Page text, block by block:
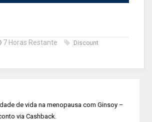
7 Horas Restante Discount
de vida na menopausa com Ginsoy –
via Cashback.